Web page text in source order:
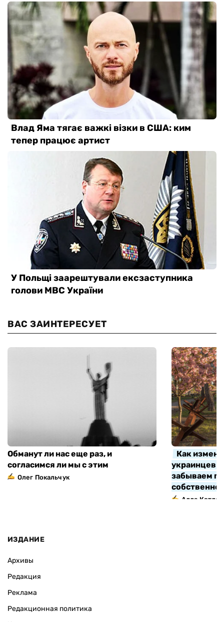
ВАС ЗАИНТЕРЕСУЕТ
Обманут ли нас еще раз, и
согласимся ли мы с этим
Олег Покальчук
Как
украинцев
забываем
Алла Котляр
ИЗДАНИЕ
Архивы
Редакция
Реклама
Редакционная политика